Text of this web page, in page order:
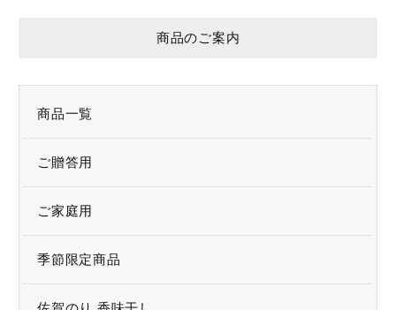
ご家庭用
商品のご案内
商品一覧
ご贈答用
ご家庭用
季節限定商品